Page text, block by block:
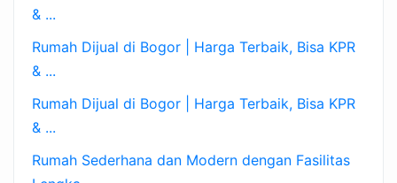
& ...
Rumah Dijual di Bogor | Harga Terbaik, Bisa KPR
& ...
Rumah Dijual di Bogor | Harga Terbaik, Bisa KPR
& ...
Rumah Sederhana dan Modern dengan Fasilitas